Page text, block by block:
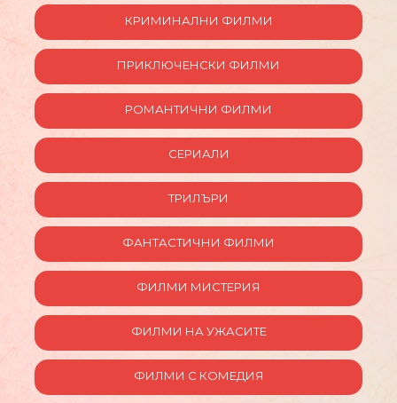
КРИМИНАЛНИ ФИЛМИ
ПРИКЛЮЧЕНСКИ ФИЛМИ
РОМАНТИЧНИ ФИЛМИ
СЕРИАЛИ
ТРИЛЪРИ
ФАНТАСТИЧНИ ФИЛМИ
ФИЛМИ МИСТЕРИЯ
ФИЛМИ НА УЖАСИТЕ
ФИЛМИ С КОМЕДИЯ